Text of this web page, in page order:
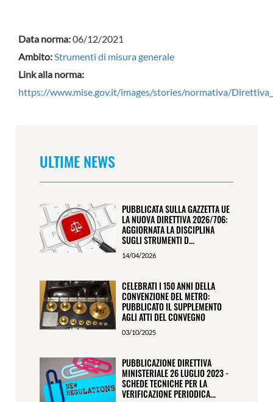
Data norma:06/12/2021
Ambito:Strumenti di misura generale
Link alla norma:
https://www.mise.gov.it/images/stories/normativa/
ULTIME NEWS
PUBBLICATA SULLA GAZZETTA UE
LA NUOVA DIRETTIVA 2026/706:
AGGIORNATA LA DISCIPLINA
SUGLI STRUMENTI D...
14/04/2026
CELEBRATI I 150 ANNI DELLA
CONVENZIONE DEL METRO:
PUBBLICATO IL SUPPLEMENTO
AGLI ATTI DEL CONVEGNO
03/10/2025
PUBBLICAZIONE DIRETTIVA
MINISTERIALE 26 LUGLIO 2023 -
SCHEDE TECNICHE PER LA
VERIFICAZIONE PERIODICA...